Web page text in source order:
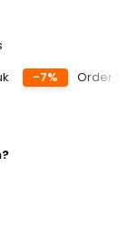
-7% Order